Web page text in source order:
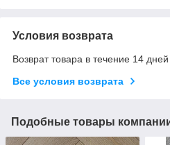
Условия возврата
Возврат товара в течение 14
Все условия возврата
Подобные товары